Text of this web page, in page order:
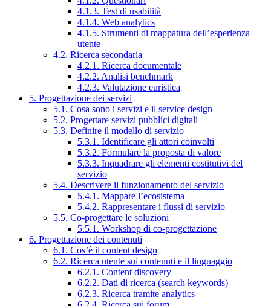
4.1.3. Test di usabilità
4.1.4. Web analytics
4.1.5. Strumenti di mappatura dell’esperienza
utente
4.2. Ricerca secondaria
4.2.1. Ricerca documentale
4.2.2. Analisi benchmark
4.2.3. Valutazione euristica
5. Progettazione dei servizi
5.1. Cosa sono i servizi e il service design
5.2. Progettare servizi pubblici digitali
5.3. Definire il modello di servizio
5.3.1. Identificare gli attori coinvolti
5.3.2. Formulare la proposta di valore
5.3.3. Inquadrare gli elementi costitutivi del
servizio
5.4. Descrivere il funzionamento del servizio
5.4.1. Mappare l’ecosistema
5.4.2. Rappresentare i flussi di servizio
5.5. Co-progettare le soluzioni
5.5.1. Workshop di co-progettazione
6. Progettazione dei contenuti
6.1. Cos’è il content design
6.2. Ricerca utente sui contenuti e il linguaggio
6.2.1. Content discovery
6.2.2. Dati di ricerca (search keywords)
6.2.3. Ricerca tramite analytics